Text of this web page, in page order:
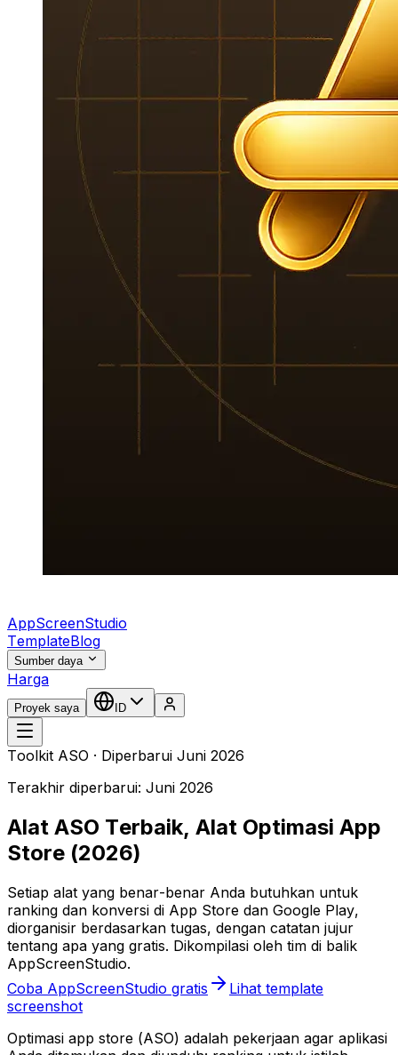
AppScreenStudio
TemplateBlog
Sumber daya
Harga
Proyek saya ID
Toolkit ASO · Diperbarui Juni 2026
Terakhir diperbarui: Juni 2026
Alat ASO Terbaik, Alat Optimasi App
Store (2026)
Setiap alat yang benar-benar Anda butuhkan untuk
ranking dan konversi di App Store dan Google Play,
diorganisir berdasarkan tugas, dengan catatan jujur
tentang apa yang gratis. Dikompilasi oleh tim di balik
AppScreenStudio.
Coba AppScreenStudio gratis
Lihat template
screenshot
Optimasi app store (ASO) adalah pekerjaan agar aplikasi